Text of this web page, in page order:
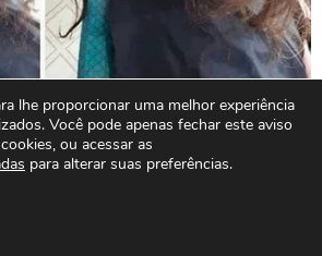
lhe proporcionar uma melhor experiência
Você pode apenas fechar este aviso
ou acessar as
para alterar suas preferências.